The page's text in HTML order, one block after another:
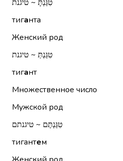
טִגַּנְתָּ ~ טיגנת
тиганта
Женский род
טִגַּנְתְּ ~ טיגנת
тигант
Множественное число
Мужской род
טִגַּנְתֶּם ~ טיגנתם
тигантем